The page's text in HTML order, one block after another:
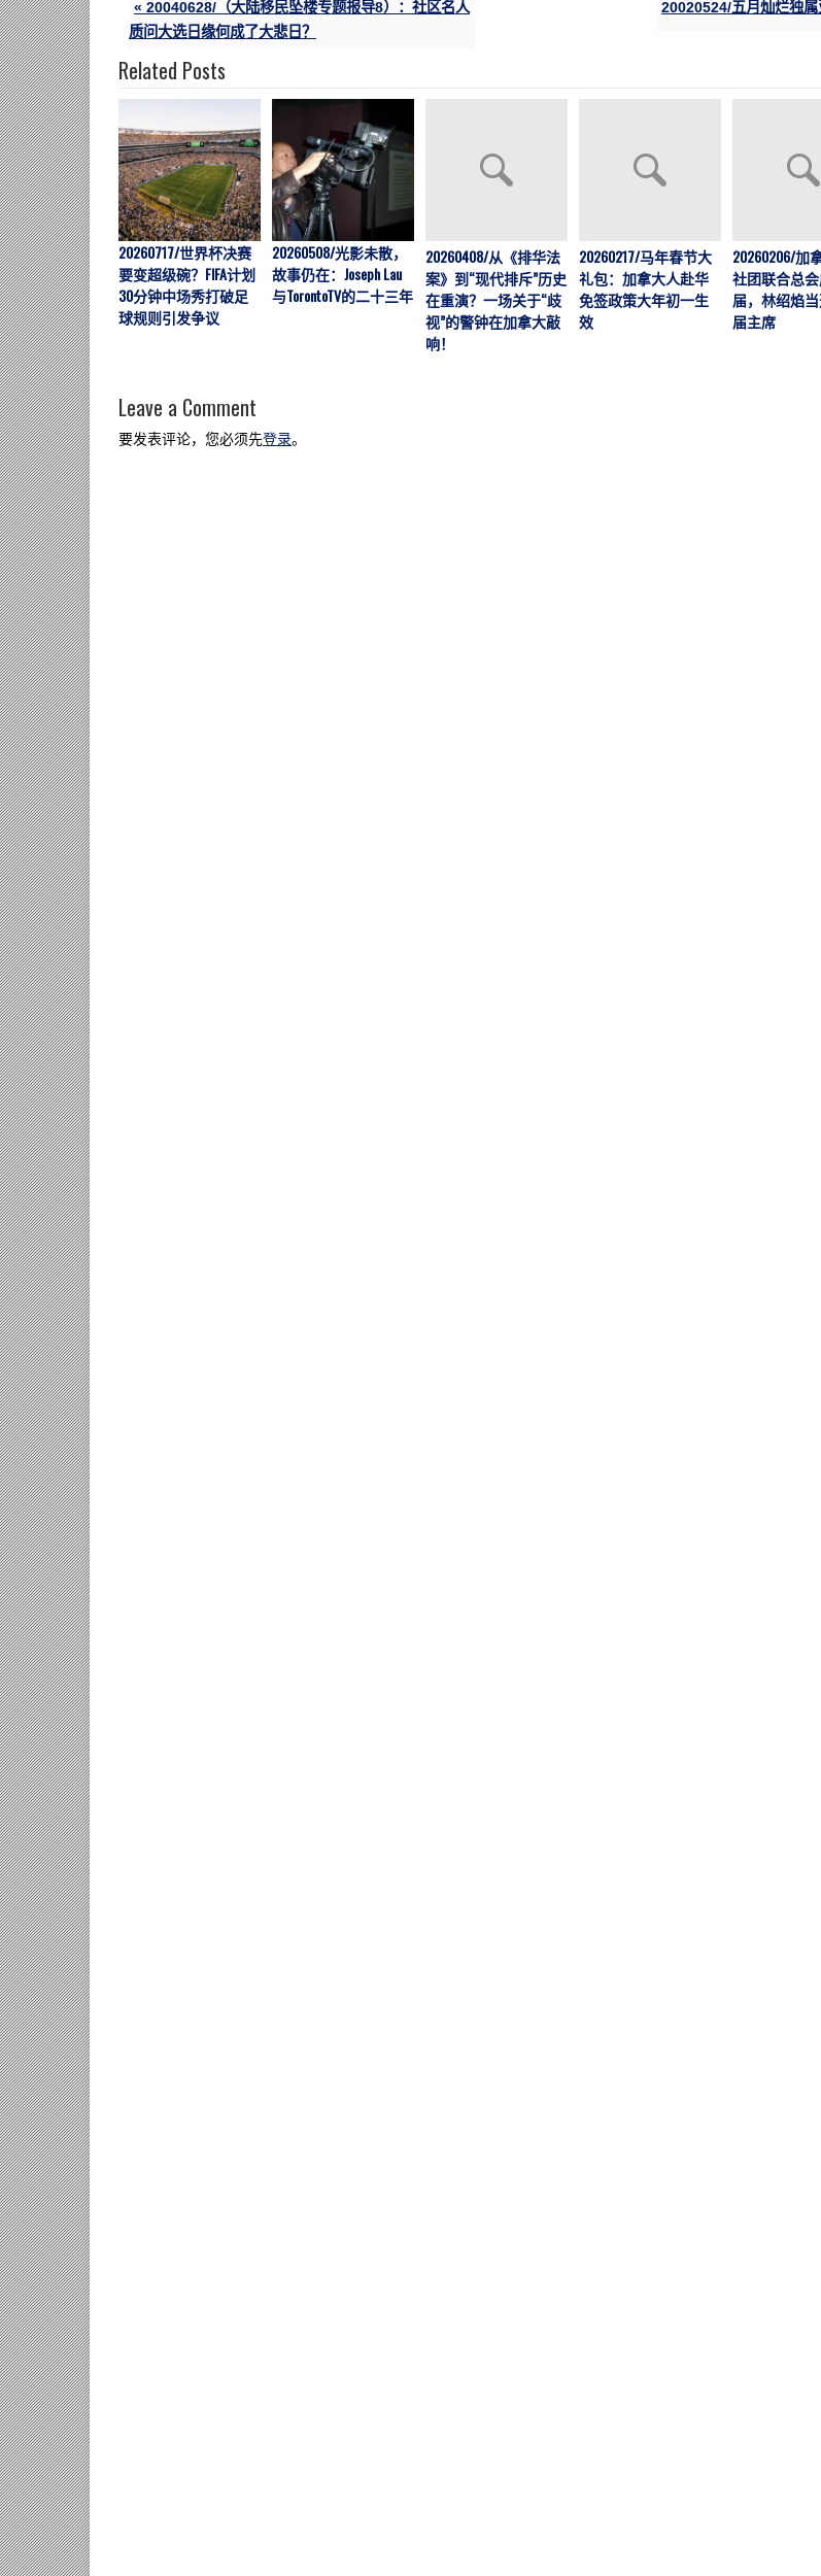
« 20040628/（大陆移民坠楼专题报导8）：社区名人
质问大选日缘何成了大悲日？
20020524/五月灿烂独
Related Posts
20260717/世界杯决赛
要变超级碗？FIFA计划
30分钟中场秀打破足
球规则引发争议
20260508/光影未散，
故事仍在：Joseph Lau
与TorontoTV的二十三年
20260408/从《排华法
案》到“现代排斥”历史
在重演？一场关于“歧
视”的警钟在加拿大敲
响！
20260217/马年春节大
礼包：加拿大人赴华
免签政策大年初一生
效
20260206/加
社团联合总
届，林绍焰
届主席
Leave a Comment
要发表评论，您必须先登录。